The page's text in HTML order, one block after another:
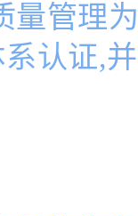
量管理
系认证,